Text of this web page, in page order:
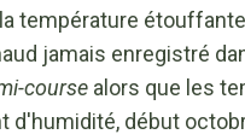
température
jamais enregistré
course alors que les
d'humidité, début